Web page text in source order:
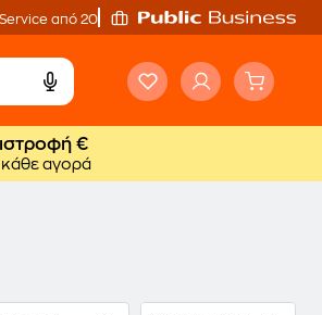
Service από 20'
€
αγορά